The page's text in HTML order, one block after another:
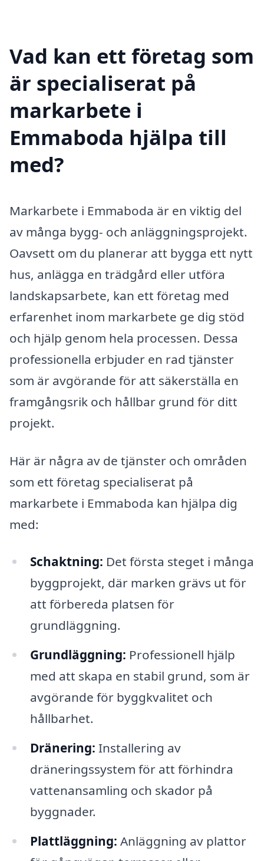
Vad kan ett företag som
är specialiserat på
markarbete i
Emmaboda hjälpa till
med?
Markarbete i Emmaboda är en viktig del
av många bygg- och anläggningsprojekt.
Oavsett om du planerar att bygga ett nytt
hus, anlägga en trädgård eller utföra
landskapsarbete, kan ett företag med
erfarenhet inom markarbete ge dig stöd
och hjälp genom hela processen. Dessa
professionella erbjuder en rad tjänster
som är avgörande för att säkerställa en
framgångsrik och hållbar grund för ditt
projekt.
Här är några av de tjänster och områden
som ett företag specialiserat på
markarbete i Emmaboda kan hjälpa dig
med:
Schaktning: Det första steget i många
byggprojekt, där marken grävs ut för
att förbereda platsen för
grundläggning.
Grundläggning: Professionell hjälp
med att skapa en stabil grund, som är
avgörande för byggkvalitet och
hållbarhet.
Dränering: Installering av
dräneringssystem för att förhindra
vattenansamling och skador på
byggnader.
Plattläggning: Anläggning av plattor